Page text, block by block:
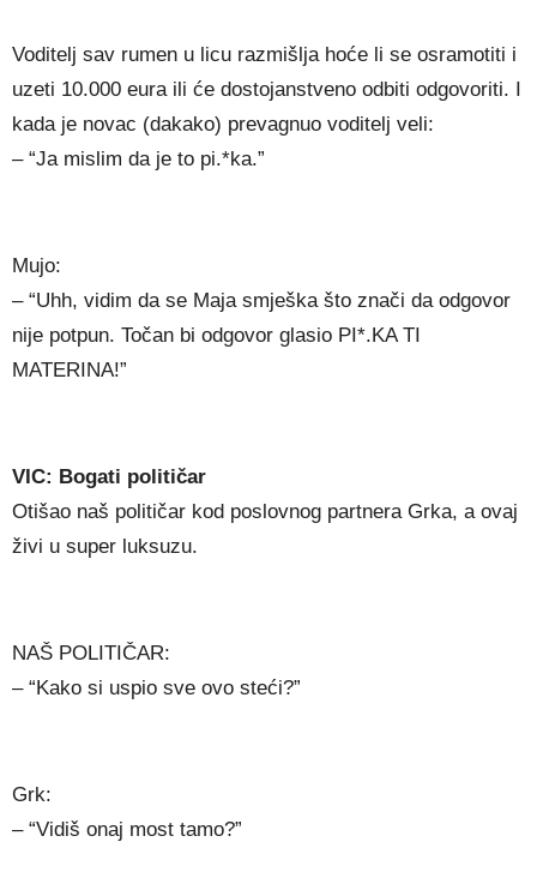
Voditelj sav rumen u licu razmišlja hoće li se osramotiti i
uzeti 10.000 eura ili će dostojanstveno odbiti odgovoriti. I
kada je novac (dakako) prevagnuo voditelj veli:
– “Ja mislim da je to pi.*ka.”
Mujo:
– “Uhh, vidim da se Maja smješka što znači da odgovor
nije potpun. Točan bi odgovor glasio PI*.KA TI
MATERINA!”
VIC: Bogati političar
Otišao naš političar kod poslovnog partnera Grka, a ovaj
živi u super luksuzu.
NAŠ POLITIČAR:
– “Kako si uspio sve ovo steći?”
Grk:
– “Vidiš onaj most tamo?”